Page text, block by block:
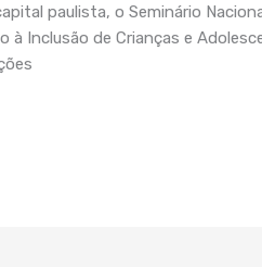
paulista, o Seminário
à Inclusão de Crianças e